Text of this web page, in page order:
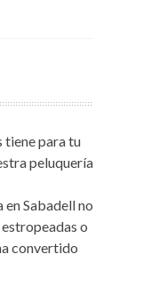
tiene para tu
peluquería
en Sabadell no
o
convertido